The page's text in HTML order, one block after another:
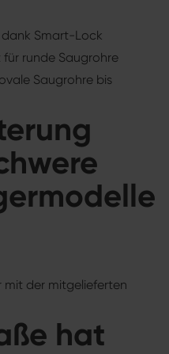
Smart-Lock
runde Saugrohre
Saugrohre bis
der mitgelieferten
hat